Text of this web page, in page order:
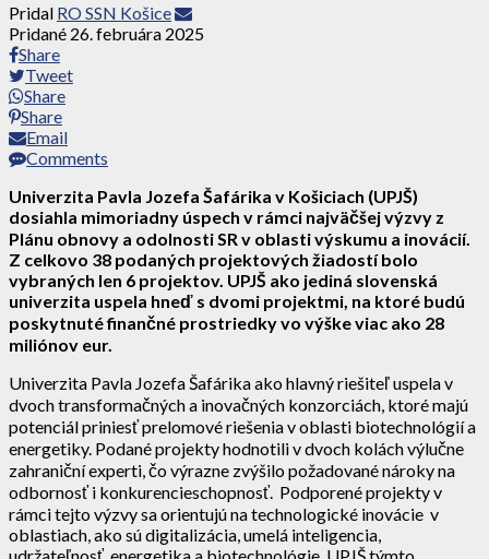
Pridal RO SSN Košice
Pridané 26. februára 2025
Share
Tweet
Share
Share
Email
Comments
Univerzita Pavla Jozefa Šafárika v Košiciach (UPJŠ)
dosiahla mimoriadny úspech v rámci najväčšej výzvy z
Plánu obnovy a odolnosti SR v oblasti výskumu a inovácií.
Z celkovo 38 podaných projektových žiadostí bolo
vybraných len 6 projektov. UPJŠ ako jediná slovenská
univerzita uspela hneď s dvomi projektmi, na ktoré budú
poskytnuté finančné prostriedky vo výške viac ako 28
miliónov eur.
Univerzita Pavla Jozefa Šafárika ako hlavný riešiteľ uspela v
dvoch transformačných a inovačných konzorciách, ktoré majú
potenciál priniesť prelomové riešenia v oblasti biotechnológií a
energetiky. Podané projekty hodnotili v dvoch kolách výlučne
zahraniční experti, čo výrazne zvýšilo požadované nároky na
odbornosť i konkurencieschopnosť. Podporené projekty v
rámci tejto výzvy sa orientujú na technologické inovácie v
oblastiach, ako sú digitalizácia, umelá inteligencia,
udržateľnosť, energetika a biotechnológie. UPJŠ týmto